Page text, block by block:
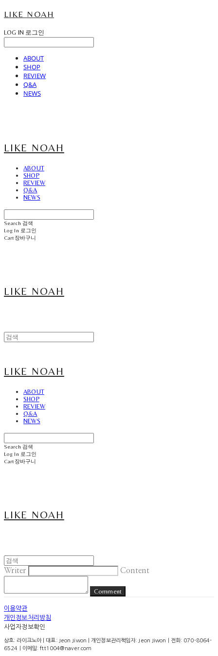
LIKE NOAH
LOG IN 로그인
ABOUT
SHOP
REVIEW
Q&A
NEWS
LIKE NOAH
ABOUT
SHOP
REVIEW
Q&A
NEWS
Search 검색
Log In 로그인
Cart장바구니
LIKE NOAH
LIKE NOAH
ABOUT
SHOP
REVIEW
Q&A
NEWS
Search 검색
Log In 로그인
Cart장바구니
LIKE NOAH
Writer Content
Comment
이용약관
개인정보처리방침
사업자정보확인
상호: 라이크노아 | 대표: Jeon Jiwon | 개인정보관리책임자: Jeon Jiwon | 전화: 070-8064-
6524 | 이메일: ftt1004@naver.com